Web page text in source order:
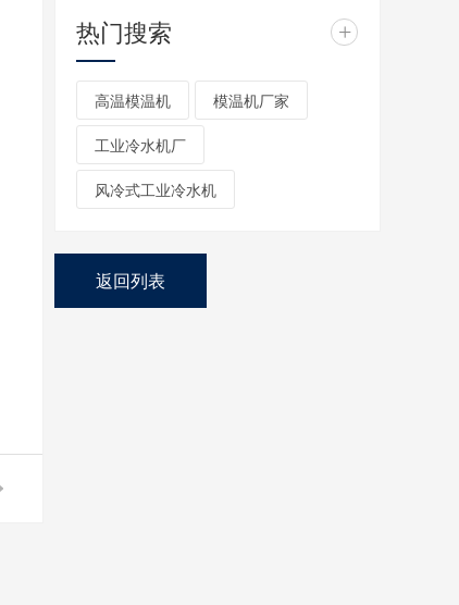
热门搜索 +
高温模温机 模温机厂家
工业冷水机厂
风冷式工业冷水机
返回列表